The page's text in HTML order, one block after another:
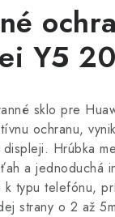
Y5
sklo pre
ochranu,
displeji. Hrúbka
a jednoduchá
typu telefónu,
strany o 2 až